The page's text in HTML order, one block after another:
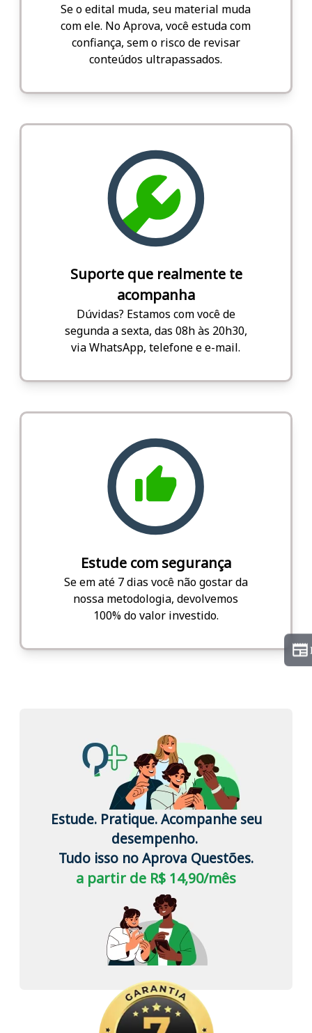
Se o edital muda, seu material muda
com ele. No Aprova, você estuda com
confiança, sem o risco de revisar
conteúdos ultrapassados.
Suporte que realmente te
acompanha
Dúvidas? Estamos com você de
segunda a sexta, das 08h às 20h30,
via WhatsApp, telefone e e-mail.
Estude com segurança
Se em até 7 dias você não gostar da
nossa metodologia, devolvemos
100% do valor investido.
Estude. Pratique. Acompanhe seu
desempenho.
Tudo isso no Aprova Questões.
a partir de R$ 14,90/mês